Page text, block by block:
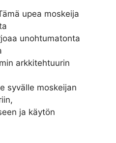
upea moskeija
unohtumatonta
arkkitehtuurin
syvälle moskeijan
ja käytön